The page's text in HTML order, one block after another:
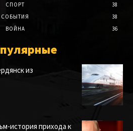
СПОРТ
38
СОБЫТИЯ
38
ВОЙНА
36
из
история прихода к